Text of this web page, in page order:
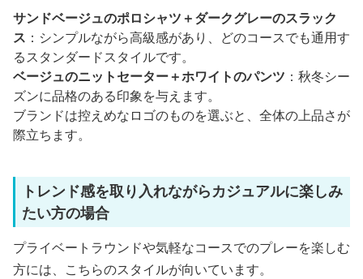
サンドベージュのポロシャツ＋ダークグレーのスラック
ス ：シンプルながら高級感があり、どのコースでも通用す
るスタンダードスタイルです。
ベージュのニットセーター＋ホワイトのパンツ ：秋冬シー
ズンに品格のある印象を与えます。
ブランドは控えめなロゴのものを選ぶと、全体の上品さが
際立ちます。
トレンド感を取り入れながらカジュアルに楽しみ
たい方の場合
プライベートラウンドや気軽なコースでのプレーを楽しむ
方には、こちらのスタイルが向いています。